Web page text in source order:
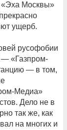
«Эха Москвы»
ущерб.
русофобии
«Газпром-
— в том,
Медиа»
Дело не в
так же, как
на многих и